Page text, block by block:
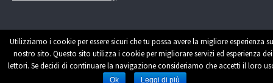
Powered byWordPress | Theme byThemehaus
Utilizziamo i cookie per essere sicuri che tu possa avere la migliore esperienza
nostro sito. Questo sito utilizza i cookie per migliorare servizi ed esperienza dei
lettori. Se decidi di continuare la navigazione consideriamo che accetti il loro
Ok Leggi di più